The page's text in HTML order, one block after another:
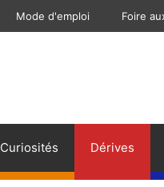
Mode d'emploi Foire
Curiosités Dérives